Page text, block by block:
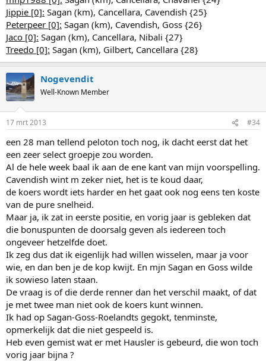
Jippie [0]: Sagan (km), Cancellara, Cavendish {25}
Peterpeer [0]: Sagan (km), Cavendish, Goss {26}
Jaco [0]: Sagan (km), Cancellara, Nibali {27}
Treedo [0]: Sagan (km), Gilbert, Cancellara {28}
Nogevendit
Well-Known Member
17 mrt 2013 #34
een 28 man tellend peloton toch nog, ik dacht eerst dat het
een zeer select groepje zou worden.
Al de hele week baal ik aan de ene kant van mijn voorspelling.
Cavendish wint m zeker niet, het is te koud daar,
de koers wordt iets harder en het gaat ook nog eens ten koste
van de pure snelheid.
Maar ja, ik zat in eerste positie, en vorig jaar is gebleken dat
die bonuspunten de doorsalg geven als iedereen toch
ongeveer hetzelfde doet.
Ik zeg dus dat ik eigenlijk had willen wisselen, maar ja voor
wie, en dan ben je de kop kwijt. En mjn Sagan en Goss wilde
ik sowieso laten staan.
De vraag is of die derde renner dan het verschil maakt, of dat
je met twee man niet ook de koers kunt winnen.
Ik had op Sagan-Goss-Roelandts gegokt, tenminste,
opmerkelijk dat die niet gespeeld is.
Heb even gemist wat er met Hausler is gebeurd, die won toch
vorig jaar bijna ?